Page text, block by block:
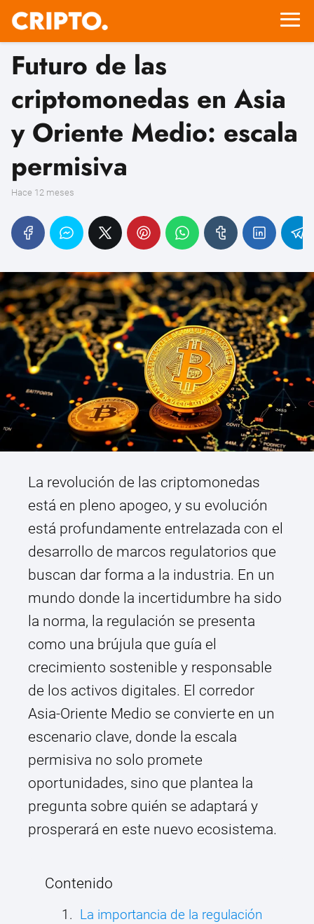
Futuro de las
criptomonedas en Asia
y Oriente Medio: escala
permisiva
hace 12 meses
La revolución de las criptomonedas
está en pleno apogeo, y su evolución
está profundamente entrelazada con el
desarrollo de marcos regulatorios que
buscan dar forma a la industria. En un
mundo donde la incertidumbre ha sido
la norma, la regulación se presenta
como una brújula que guía el
crecimiento sostenible y responsable
de los activos digitales. El corredor
Asia-Oriente Medio se convierte en un
escenario clave, donde la escala
permisiva no solo promete
oportunidades, sino que plantea la
pregunta sobre quién se adaptará y
prosperará en este nuevo ecosistema.
Contenido
La importancia de la regulación